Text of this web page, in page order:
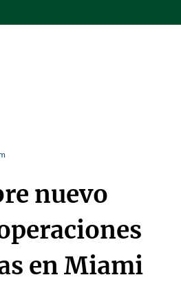
nuevo
en Miami